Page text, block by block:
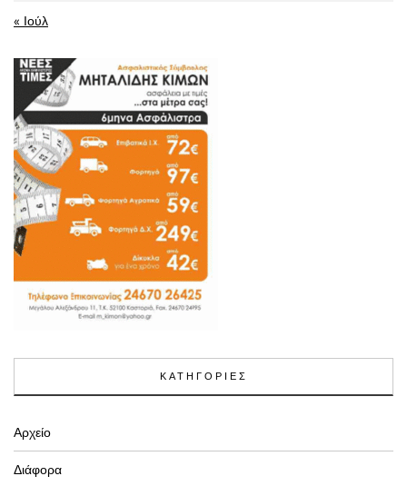
« Ιούλ
ΚΑΤΗΓΟΡΙΕΣ
Αρχείο
Διάφορα